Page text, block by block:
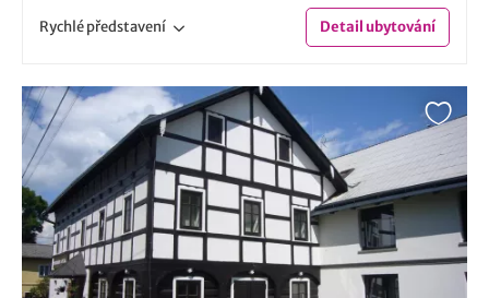
Rychlépředstavení Detailubytování